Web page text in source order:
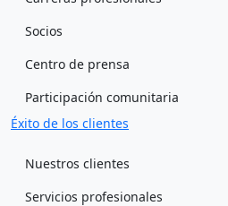
Socios
Centro de prensa
Participación comunitaria
Éxito de los clientes
Nuestros clientes
Servicios profesionales